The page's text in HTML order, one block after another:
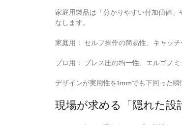
家庭用製品は「分かりやすい付加価値
なします。
家庭用： セルフ操作の簡易性、キャッチ
プロ用： プレス圧の均一性、エルゴノ
デザインが実用性を1mmでも下回った
現場が求める「隠れた設